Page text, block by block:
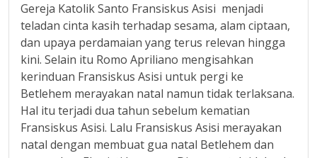
Gereja Katolik Santo Fransiskus Asisi menjadi
teladan cinta kasih terhadap sesama, alam ciptaan,
dan upaya perdamaian yang terus relevan hingga
kini. Selain itu Romo Apriliano mengisahkan
kerinduan Fransiskus Asisi untuk pergi ke
Betlehem merayakan natal namun tidak terlaksana.
Hal itu terjadi dua tahun sebelum kematian
Fransiskus Asisi. Lalu Fransiskus Asisi merayakan
natal dengan membuat gua natal Betlehem dan